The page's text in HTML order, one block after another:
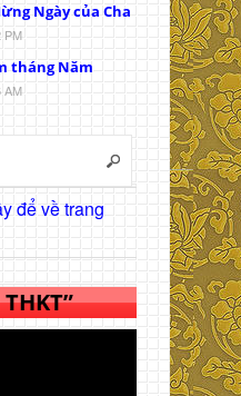
Ngày của Cha
PM
tháng Năm
AM
để về trang